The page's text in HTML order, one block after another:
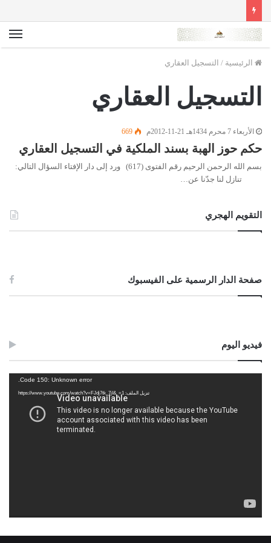
الرئيسية / التسجيل العقاري
التسجيل العقاري
الأربعاء 7 محرم 1434هـ 21-11-2012م 669
حكم حوز الهبة بسند الملكية في التسجيل العقاري
بسم الله الرحمن الرحيم رقم الفتوى (617) ورد إلى دار الإفتاء السؤال التالي:
تنازل لنا جدّنا عن…
التقويم الهجري
صفحة الدار الرسمية على الفيسبوك
فيديو اليوم
Code 150: Unknown error.
تنزيل الملف: https://www.youtube.com/watch?v=FJdj7tk_7jI&_=1